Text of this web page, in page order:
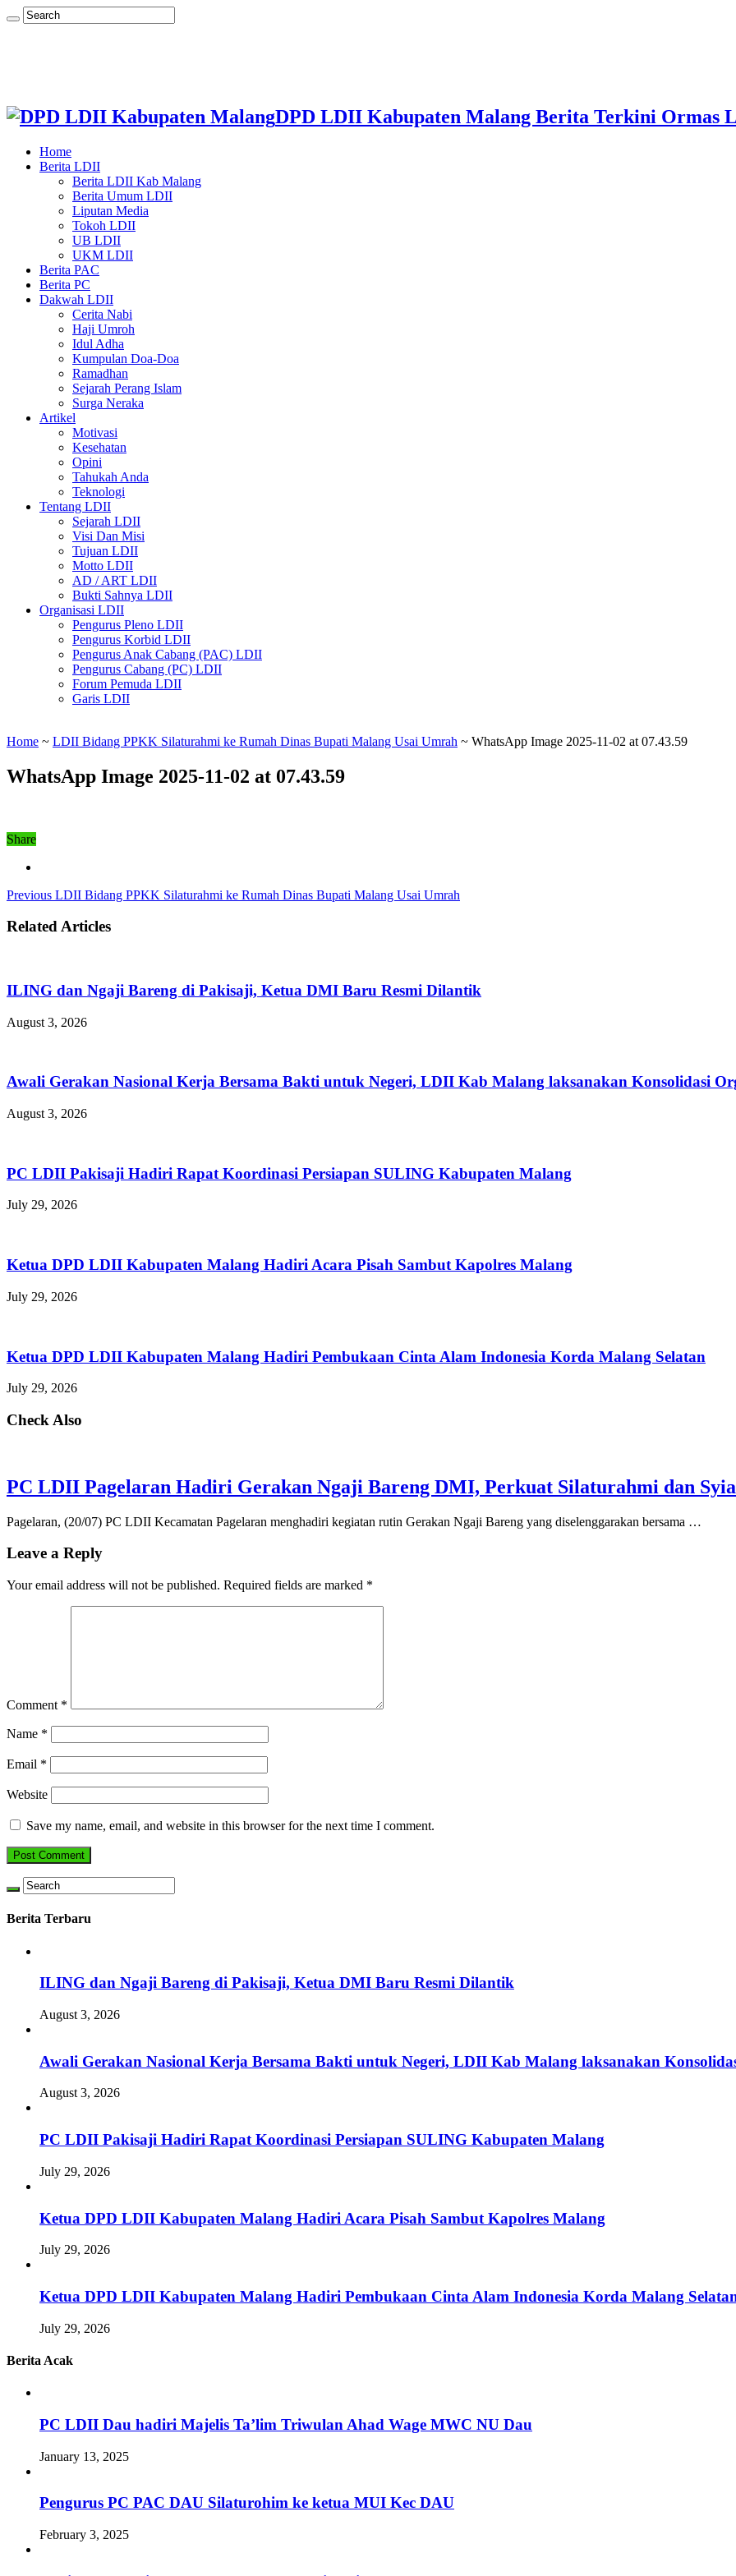
DPD LDII Kabupaten Malang Berita Terkini Ormas
Home
Berita LDII
Berita LDII Kab Malang
Berita Umum LDII
Liputan Media
Tokoh LDII
UB LDII
UKM LDII
Berita PAC
Berita PC
Dakwah LDII
Cerita Nabi
Haji Umroh
Idul Adha
Kumpulan Doa-Doa
Ramadhan
Sejarah Perang Islam
Surga Neraka
Artikel
Motivasi
Kesehatan
Opini
Tahukah Anda
Teknologi
Tentang LDII
Sejarah LDII
Visi Dan Misi
Tujuan LDII
Motto LDII
AD / ART LDII
Bukti Sahnya LDII
Organisasi LDII
Pengurus Pleno LDII
Pengurus Korbid LDII
Pengurus Anak Cabang (PAC) LDII
Pengurus Cabang (PC) LDII
Forum Pemuda LDII
Garis LDII
Home ~ LDII Bidang PPKK Silaturahmi ke Rumah Dinas Bupati Malang Usai Umrah ~ WhatsApp Image 2025-11-02 at 07.43.59
WhatsApp Image 2025-11-02 at 07.43.59
Share
Previous LDII Bidang PPKK Silaturahmi ke Rumah Dinas Bupati Malang Usai Umrah
Related Articles
ILING dan Ngaji Bareng di Pakisaji, Ketua DMI Baru Resmi Dilantik
August 3, 2026
Awali Gerakan Nasional Kerja Bersama Bakti untuk Negeri, LDII Kab Malang laksanakan Konsolidasi
August 3, 2026
PC LDII Pakisaji Hadiri Rapat Koordinasi Persiapan SULING Kabupaten Malang
July 29, 2026
Ketua DPD LDII Kabupaten Malang Hadiri Acara Pisah Sambut Kapolres Malang
July 29, 2026
Ketua DPD LDII Kabupaten Malang Hadiri Pembukaan Cinta Alam Indonesia Korda Malang Selatan
July 29, 2026
Check Also
PC LDII Pagelaran Hadiri Gerakan Ngaji Bareng DMI, Perkuat Silaturahmi dan
Pagelaran, (20/07) PC LDII Kecamatan Pagelaran menghadiri kegiatan rutin Gerakan Ngaji Bareng yang diselenggarakan bersama …
Leave a Reply
Your email address will not be published. Required fields are marked *
Comment *
Name *
Email *
Website
Save my name, email, and website in this browser for the next time I comment.
Berita Terbaru
ILING dan Ngaji Bareng di Pakisaji, Ketua DMI Baru Resmi Dilantik
August 3, 2026
Awali Gerakan Nasional Kerja Bersama Bakti untuk Negeri, LDII Kab Malang laksanakan
August 3, 2026
PC LDII Pakisaji Hadiri Rapat Koordinasi Persiapan SULING Kabupaten Malang
July 29, 2026
Ketua DPD LDII Kabupaten Malang Hadiri Acara Pisah Sambut Kapolres Malang
July 29, 2026
Ketua DPD LDII Kabupaten Malang Hadiri Pembukaan Cinta Alam Indonesia Korda Malang
July 29, 2026
Berita Acak
PC LDII Dau hadiri Majelis Ta’lim Triwulan Ahad Wage MWC NU Dau
January 13, 2025
Pengurus PC PAC DAU Silaturohim ke ketua MUI Kec DAU
February 3, 2025